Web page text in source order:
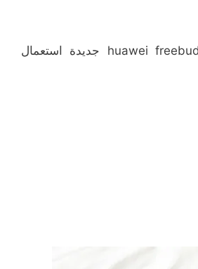
للبيع سماعة huawei freebuds 3i جديدة استعمال